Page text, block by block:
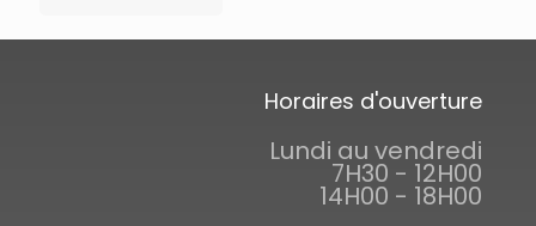
Horaires d'ouverture
Lundi au vendredi
7H30 - 12H00
14H00 - 18H00